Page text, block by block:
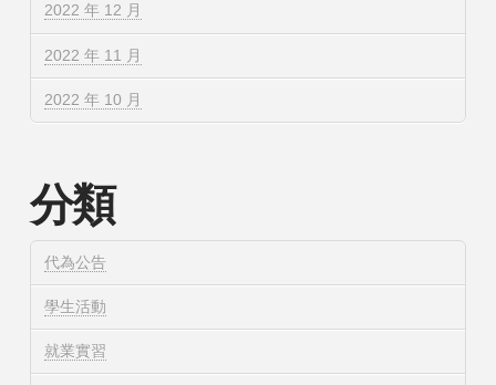
2022 年 12 月
2022 年 11 月
2022 年 10 月
分類
代為公告
學生活動
就業實習